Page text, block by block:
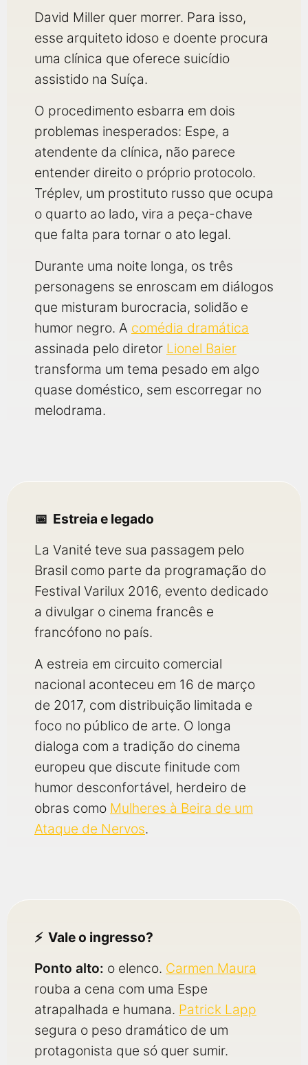
David Miller quer morrer. Para isso,
esse arquiteto idoso e doente procura
uma clínica que oferece suicídio
assistido na Suíça.
O procedimento esbarra em dois
problemas inesperados: Espe, a
atendente da clínica, não parece
entender direito o próprio protocolo.
Tréplev, um prostituto russo que ocupa
o quarto ao lado, vira a peça-chave
que falta para tornar o ato legal.
Durante uma noite longa, os três
personagens se enroscam em diálogos
que misturam burocracia, solidão e
humor negro. A comédia dramática
assinada pelo diretor Lionel Baier
transforma um tema pesado em algo
quase doméstico, sem escorregar no
melodrama.
Estreia e legado
La Vanité teve sua passagem pelo
Brasil como parte da programação do
Festival Varilux 2016, evento dedicado
a divulgar o cinema francês e
francófono no país.
A estreia em circuito comercial
nacional aconteceu em 16 de março
de 2017, com distribuição limitada e
foco no público de arte. O longa
dialoga com a tradição do cinema
europeu que discute finitude com
humor desconfortável, herdeiro de
obras como Mulheres à Beira de um
Ataque de Nervos.
Vale o ingresso?
Ponto alto: o elenco. Carmen Maura
rouba a cena com uma Espe
atrapalhada e humana. Patrick Lapp
segura o peso dramático de um
protagonista que só quer sumir.
acessar informações sobre cinemas, horários, assistir aos
trailers e muito mais.